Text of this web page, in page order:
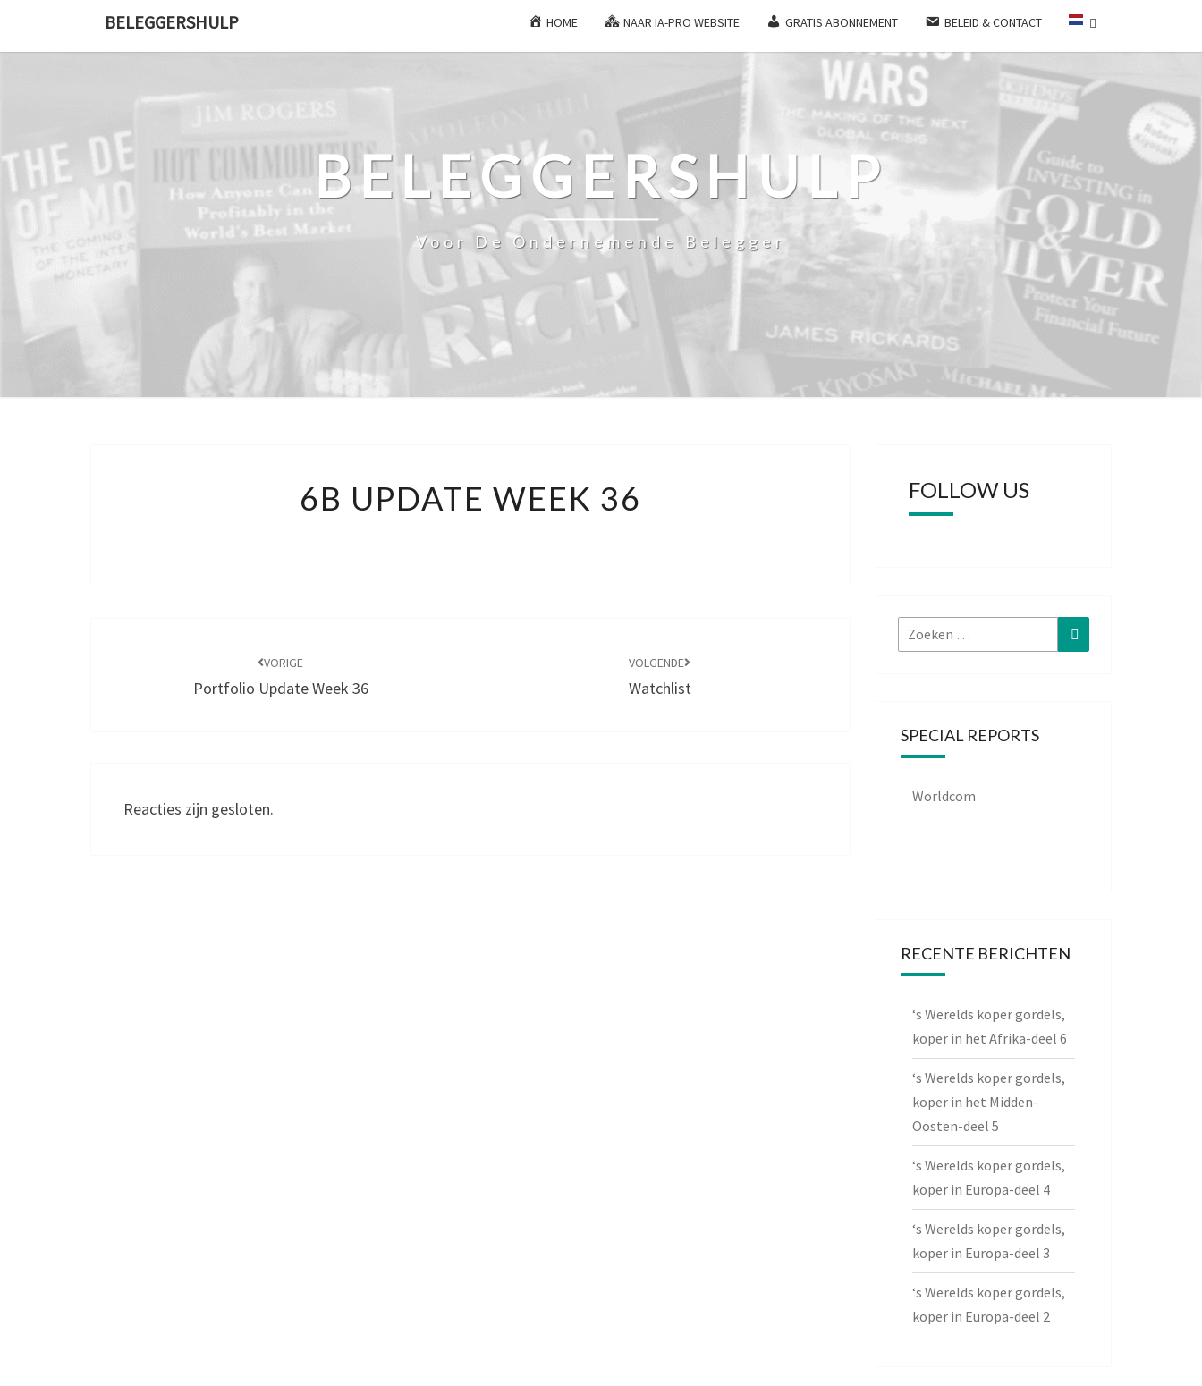
BELEGGERSHULP HOME NAAR IA-PRO WEBSITE GRATIS ABONNEMENT BELEID & CONTACT
BELEGGERSHULP
Voor De Ondernemende Belegger
UPDATE
6B UPDATE WEEK 36
VORIGE
Portfolio Update Week 36
VOLGENDE
Watchlist
Reacties zijn gesloten.
FOLLOW US
Zoeken
naar:
Zoeken
SPECIAL REPORTS
Worldcom
RECENTE BERICHTEN
‘s Werelds koper gordels,
koper in het Afrika-deel 6
‘s Werelds koper gordels,
koper in het Midden-
Oosten-deel 5
‘s Werelds koper gordels,
koper in Europa-deel 4
‘s Werelds koper gordels,
koper in Europa-deel 3
‘s Werelds koper gordels,
koper in Europa-deel 2